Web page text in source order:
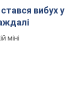
вибух у
міні